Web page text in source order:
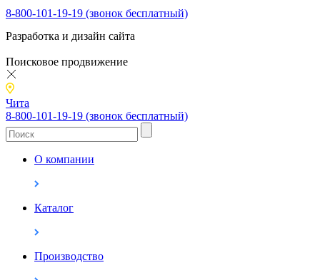
8-800-101-19-19 (звонок бесплатный)
Разработка и дизайн сайта
Поисковое продвижение
Чита
8-800-101-19-19 (звонок бесплатный)
О компании
Каталог
Производство